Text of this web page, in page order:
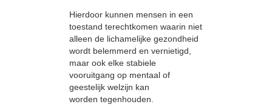
Hierdoor kunnen mensen in een
toestand terechtkomen waarin niet
alleen de lichamelijke gezondheid
wordt belemmerd en vernietigd,
maar ook elke stabiele
vooruitgang op mentaal of
geestelijk welzijn kan
worden tegenhouden.